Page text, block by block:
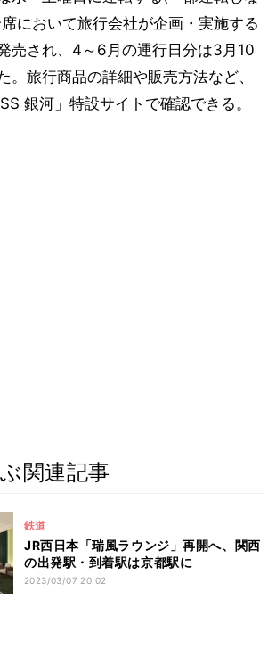
において旅行会社が企画・実施する
売され、4～6月の運行日分は3月10
。旅行商品の詳細や販売方法など、
銀河」特設サイトで確認できる。
関連記事
鉄道
JR西日本「瑞風ラウンジ」再開へ、関西
の出発駅・到着駅は京都駅に
2023/03/07 20:02